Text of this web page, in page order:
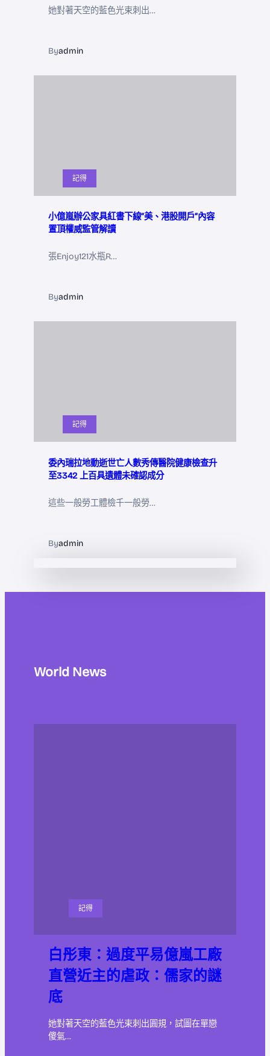
她對著天空的藍色光束刺出…
Byadmin
記得
小億嵐辦公家具紅書下線“美、港股開戶”內容
置頂權威監管解讀
張Enjoy121水瓶R…
Byadmin
記得
委內瑞拉地動逝世亡人數秀傳醫院健康檢查升
至3342 上百具遺體未確認成分
這些一般勞工體檢千一般勞…
Byadmin
World News
記得
白彤東：過度平易億嵐工廠
直營近主的虐政：儒家的謎
底
她對著天空的藍色光束刺出圓規，試圖在單戀
傻氣…